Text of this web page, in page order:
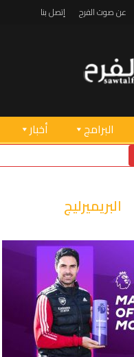
عن صوت الفرح إتصل بنا
البرامج أخبار
البريميرليج